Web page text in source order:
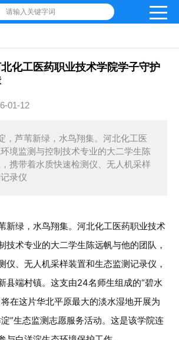
网】
请输入关键字词
化工医药职业技术学院学子守护
01-12
，芦苇新绿，水鸟翔集。河北化工医
境监测与控制技术专业的大二学生陈
携带着水质快速检测仪、无人机采样
录仪
新绿，水鸟翔集。河北化工医药职业技术
技术专业的大二学生陈远帆与他的团队，
仪、无人机采样装置和生态监测记录仪，
县端村镇。这支由24名师生组成的“碧水
在这片华北平原最大的淡水湿地开展为
”生态监测志愿服务活动。这是该学院连